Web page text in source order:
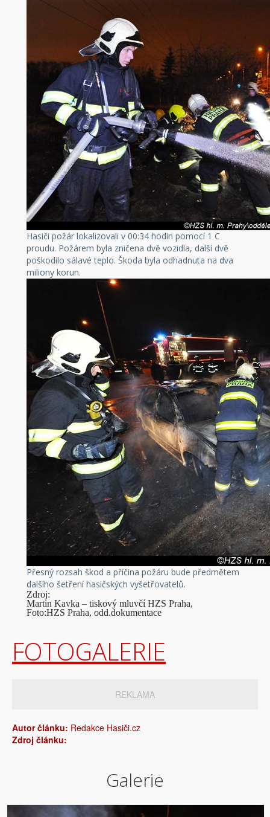
Hasiči požár lokalizovali v 00:34 hodin pomocí 1 C
proudu. Požárem byla zničena dvě vozidla, další dvě
poškodilo sálavé teplo. Škoda byla odhadnuta na dva
miliony korun.
Přesný rozsah škod a příčina požáru bude předmětem
dalšího šetření hasičských vyšetřovatelů.
Zdroj:
Martin Kavka – tiskový mluvčí HZS Praha,
Foto:HZS Praha, odd.dokumentace
FOTOGALERIE
REKLAMA
Autor článku: Redakce Hasiči.cz
Zdroj článku:
Galerie